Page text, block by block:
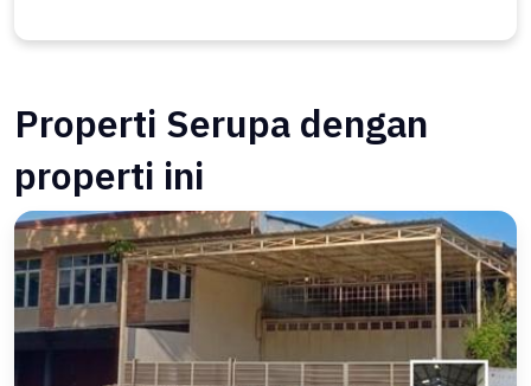
Properti Serupa dengan
properti ini